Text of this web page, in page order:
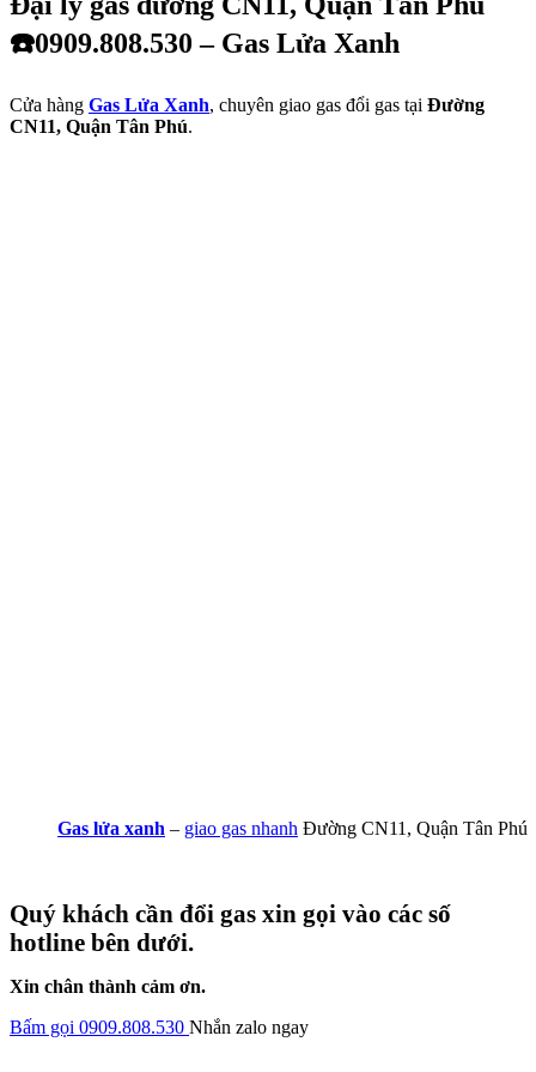
☎️0909.808.530 – Gas Lửa Xanh
Cửa hàng Gas Lửa Xanh, chuyên giao gas đổi gas tại Đường
CN11, Quận Tân Phú.
Gas lửa xanh – giao gas nhanh Đường CN11, Quận Tân Phú
Quý khách cần đổi gas xin gọi vào các số
hotline bên dưới.
Xin chân thành cảm ơn.
Bấm gọi 0909.808.530 Nhắn zalo ngay